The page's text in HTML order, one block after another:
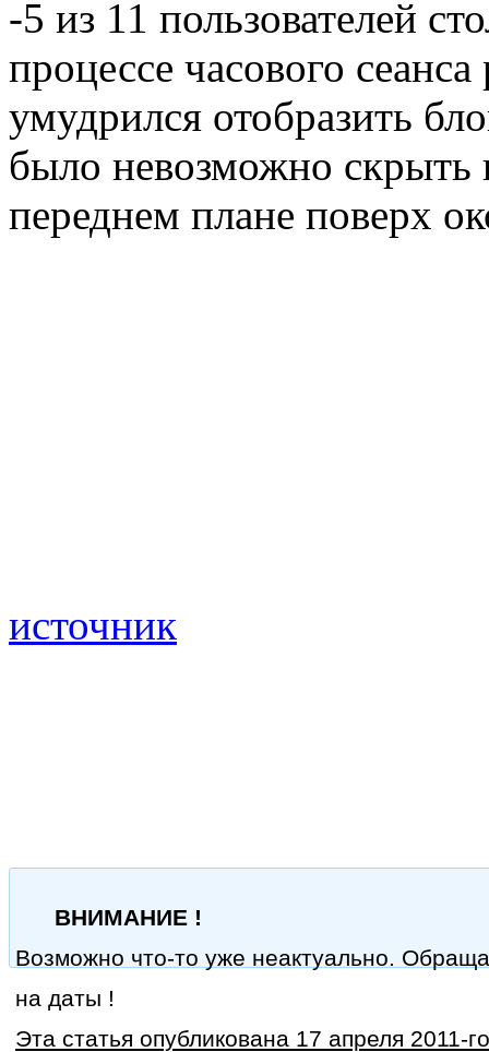
-5 из 11 пользователей
процессе часового
умудрился отобразить
было невозможно скрыть
переднем плане поверх
источник
ВНИМАНИЕ !
Возможно что-то уже неактуально.
на даты !
Эта статья опубликована 17 апреля 2011-